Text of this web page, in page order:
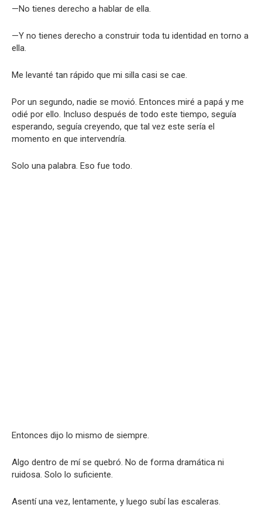
—No tienes derecho a hablar de ella.
—Y no tienes derecho a construir toda tu identidad en torno a
ella.
Me levanté tan rápido que mi silla casi se cae.
Por un segundo, nadie se movió. Entonces miré a papá y me
odié por ello. Incluso después de todo este tiempo, seguía
esperando, seguía creyendo, que tal vez este sería el
momento en que intervendría.
Solo una palabra. Eso fue todo.
Entonces dijo lo mismo de siempre.
Algo dentro de mí se quebró. No de forma dramática ni
ruidosa. Solo lo suficiente.
Asentí una vez, lentamente, y luego subí las escaleras.